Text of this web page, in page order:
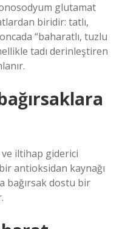
glutamat
biridir: tatlı,
“baharatlı, tuzlu
tadı derinleştiren
iltihap giderici
antioksidan kaynağı
bağırsak dostu bir